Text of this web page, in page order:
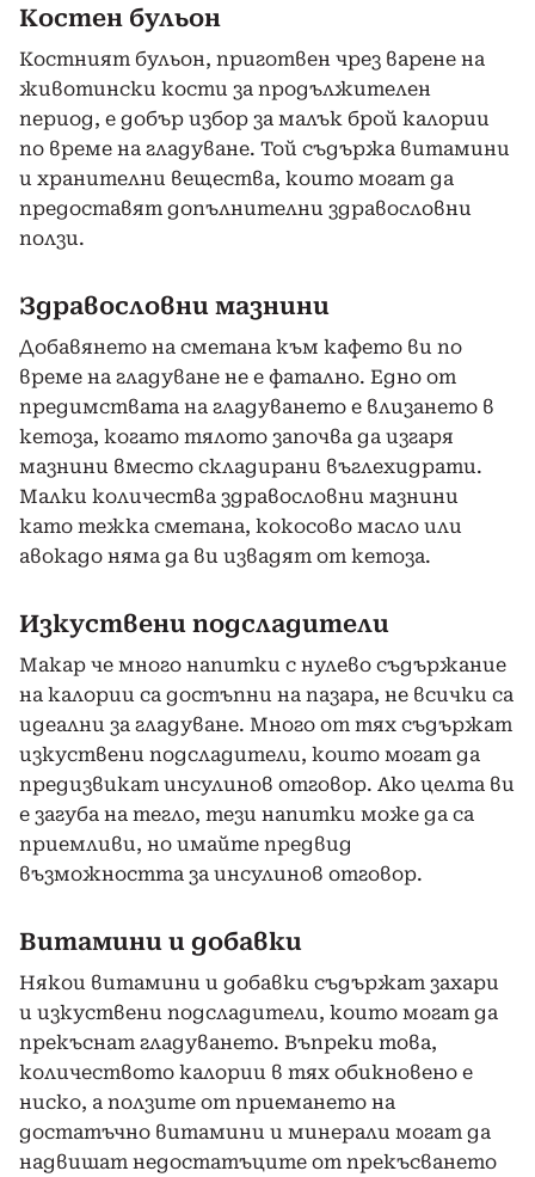
Костен бульон
Костният бульон, приготвен чрез варене на
животински кости за продължителен
период, е добър избор за малък брой калории
по време на гладуване. Той съдържа витамини
и хранителни вещества, които могат да
предоставят допълнителни здравословни
ползи.
Здравословни мазнини
Добавянето на сметана към кафето ви по
време на гладуване не е фатално. Едно от
предимствата на гладуването е влизането в
кетоза, когато тялото започва да изгаря
мазнини вместо складирани въглехидрати.
Малки количества здравословни мазнини
като тежка сметана, кокосово масло или
авокадо няма да ви извадят от кетоза.
Изкуствени подсладители
Макар че много напитки с нулево съдържание
на калории са достъпни на пазара, не всички са
идеални за гладуване. Много от тях съдържат
изкуствени подсладители, които могат да
предизвикат инсулинов отговор. Ако целта ви
е загуба на тегло, тези напитки може да са
приемливи, но имайте предвид
възможността за инсулинов отговор.
Витамини и добавки
Някои витамини и добавки съдържат захари
и изкуствени подсладители, които могат да
прекъснат гладуването. Въпреки това,
количеството калории в тях обикновено е
ниско, а ползите от приемането на
достатъчно витамини и минерали могат да
надвишат недостатъците от прекъсването